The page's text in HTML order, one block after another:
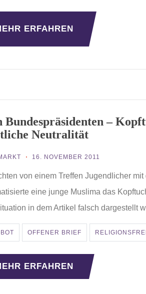
ERFAHREN
Bundespräsidenten –
Neutralität
16. NOVEMBER 2011
von einem Treffen Jugendlicher mit
eine junge Muslima das
in dem Artikel falsch dargestellt
OFFENER BRIEF
ERFAHREN